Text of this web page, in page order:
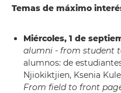
Temas de máximo
Miércoles, 1 de
alumni - from student
alumnos: de
Njiokiktjien, Ksenia
From field to front